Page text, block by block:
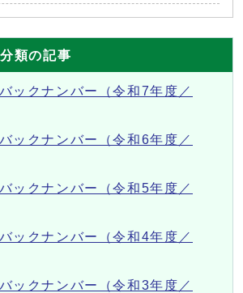
類の記事
ックナンバー（令和7年度／
ックナンバー（令和6年度／
ックナンバー（令和5年度／
ックナンバー（令和4年度／
ックナンバー（令和3年度／